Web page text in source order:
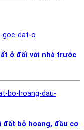
ở đối với nhà trước
đất bỏ hoang, đầu cơ